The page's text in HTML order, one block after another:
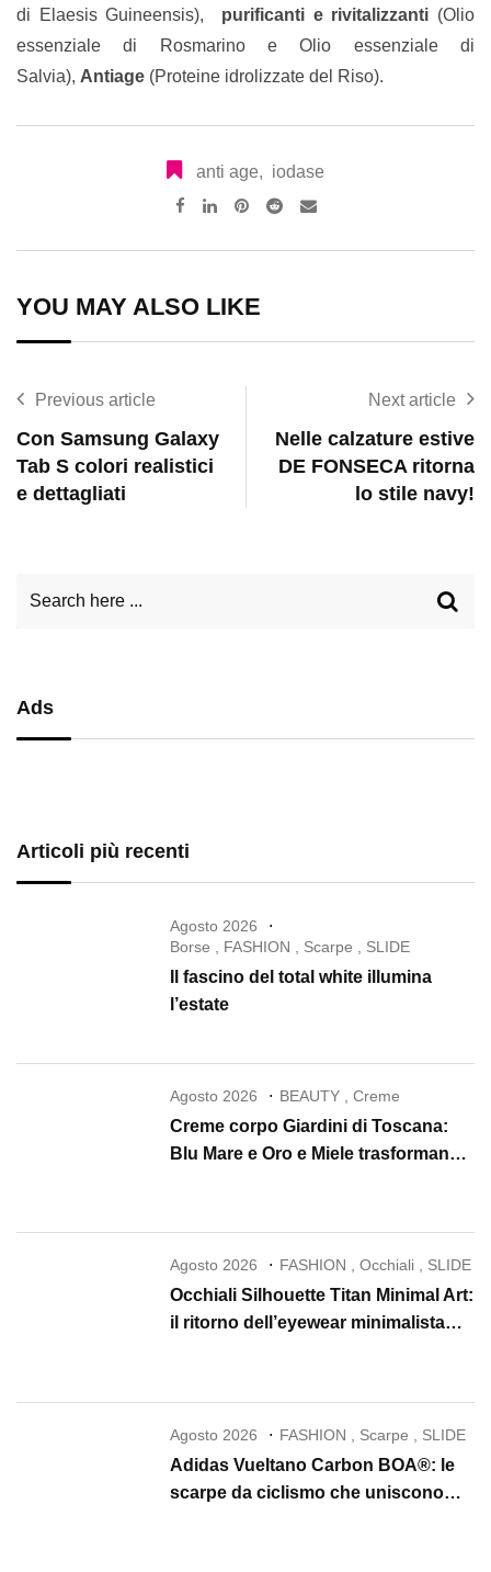
di Elaesis Guineensis), purificanti e rivitalizzanti (Olio
essenziale di Rosmarino e Olio essenziale di
Salvia), Antiage (Proteine idrolizzate del Riso).
anti age, iodase
Pinterest
RedditShare
YOU MAY ALSO LIKE
Previous article
Con Samsung Galaxy
Tab S colori realistici
e dettagliati
Next article
Nelle calzature estive
DE FONSECA ritorna
lo stile navy!
Ads
Articoli più recenti
Agosto 2026
Borse
FASHION Scarpe SLIDE
Il fascino del total white illumina
l’estate
Agosto 2026 BEAUTY ,Creme
Creme corpo Giardini di Toscana:
Blu Mare e Oro e Miele trasformano
Agosto 2026 FASHION ,Occhiali , SLIDE
Occhiali Silhouette Titan Minimal Art:
il ritorno dell’eyewear minimalista
Agosto 2026 FASHION Scarpe SLIDE
Adidas Vueltano Carbon BOA®: le
scarpe da ciclismo che uniscono